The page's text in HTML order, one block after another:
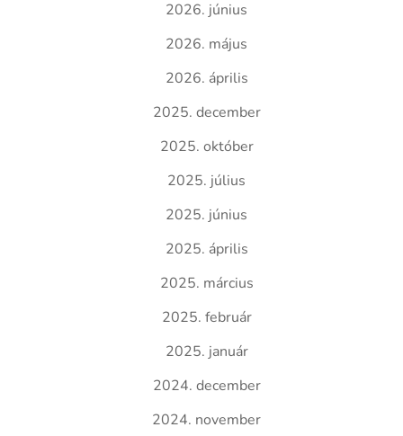
2026. június
2026. május
2026. április
2025. december
2025. október
2025. július
2025. június
2025. április
2025. március
2025. február
2025. január
2024. december
2024. november